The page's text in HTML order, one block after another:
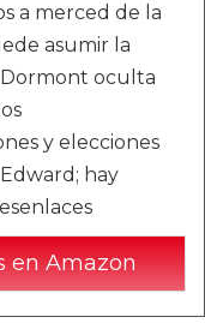
a merced de la
asumir la
Dormont oculta
y elecciones
hay
en Amazon